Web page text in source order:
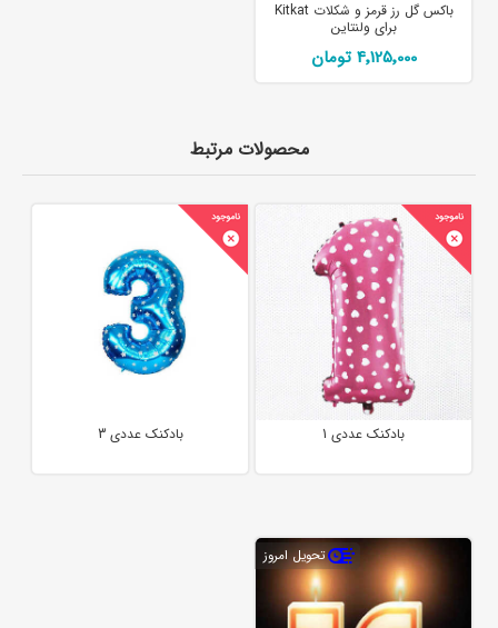
باکس گل رز قرمز و شکلات Kitkat
برای ولنتاین
4٬125٬000 تومان
محصولات مرتبط
بادکنک عددی 1 بادکنک عددی 3
تحویل امروز